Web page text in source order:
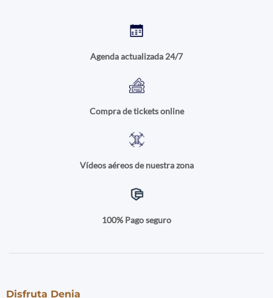
Agenda actualizada 24/7
Compra de tickets online
Vídeos aéreos de nuestra zona
100% Pago seguro
Disfruta Denia